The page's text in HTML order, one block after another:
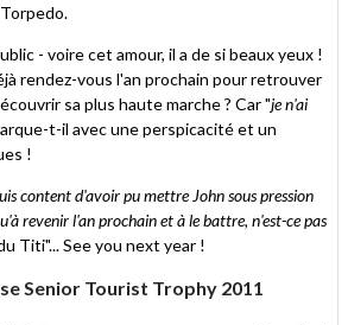
- voire cet amour, il a de si beaux yeux !
rendez-vous l'an prochain pour retrouver
sa plus haute marche ? Car "je n'ai
t-il avec une perspicacité et un
!
content d'avoir pu mettre John sous pression
revenir l'an prochain et à le battre, n'est-ce pas
Titi"... See you next year !
Senior Tourist Trophy 2011